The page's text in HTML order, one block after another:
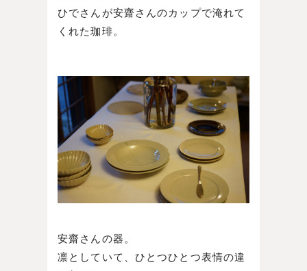
ひでさんが安齋さんのカップで淹れて
くれた珈琲。
安齋さんの器。
凛としていて、ひとつひとつ表情の違